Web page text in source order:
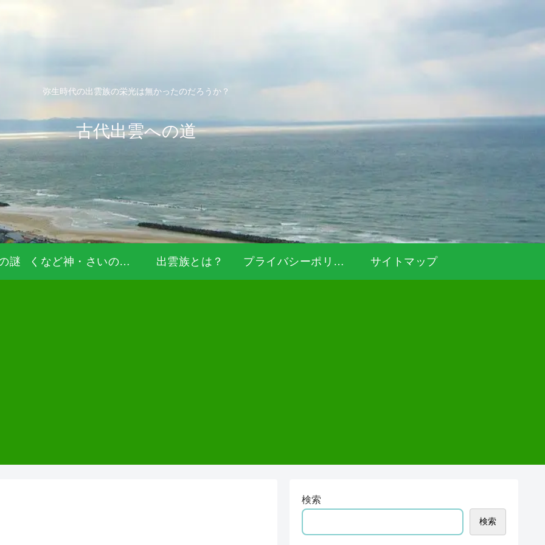
弥生時代の出雲族の栄光は無かったのだろうか？
古代出雲への道
謎 くなど神・さいの神・道祖神 出雲族とは？ プライバシーポリシー サイトマップ
検索
検索